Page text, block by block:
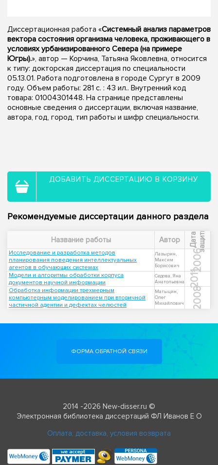
Диссертационная работа «Системный анализ параметров
вектора состояния организма человека, проживающего в
условиях урбанизированного Севера (на примере
Югры).», автор — Корчина, Татьяна Яковлевна, относится
к типу: докторская диссертация по специальности
05.13.01. Работа подготовлена в городе Сургут в 2009
году. Объем работы: 281 с. : 43 ил.. Внутренний код
товара: 01004301448. На странице представлены
основные сведения о диссертации, включая название,
автора, год, город, тип работы и шифр специальности.
ДОБАВИТЬ ДИССЕРТАЦИЮ В КОРЗИНУ
Рекомендуемые диссертации данного раздела
Название работы Автор Д
а
т
а
з
а
щ
и
т ы
Исследование и разработка методов
планирования поведения интеллектуальных
агентов в обучающих системах
Лазырин,
Максим
Борисович
2006
Модели и алгоритмы обработки корпуса
документов научной информации
Седова, Яна
Анатольевна
2011
Обработка информации трехмерным
компьютерным моделированием при вторичной
частичной адентии и дефектах челюстей
Матыцин,
Олег
Михайлович
2008
ФОРМА ОБРАТНОЙ СВЯЗИ
2014 -2026 New-disser.ru ©
Электронная библиотека диссертаций ФЛ Иванов Е О
Оплата, доставка, условия возврата